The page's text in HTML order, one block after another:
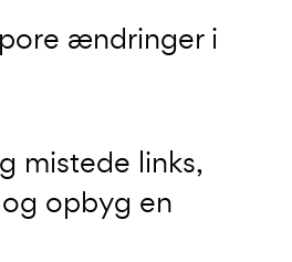
ændringer i
mistede links,
opbyg en